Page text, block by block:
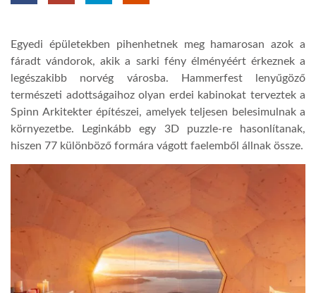
GLOBOTV
AFRIKA TUDÁSTÁR
A NAP SZÉPE
Egyedi épületekben pihenhetnek meg hamarosan azok a
fáradt vándorok, akik a sarki fény élményéért érkeznek a
legészakibb norvég városba. Hammerfest lenyűgöző
természeti adottságaihoz olyan erdei kabinokat terveztek a
Spinn Arkitekter építészei, amelyek teljesen belesimulnak a
környezetbe. Leginkább egy 3D puzzle-re hasonlítanak,
hiszen 77 különböző formára vágott faelemből állnak össze.